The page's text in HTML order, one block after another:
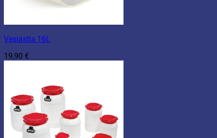
Vesiastia 16L
19,90 €